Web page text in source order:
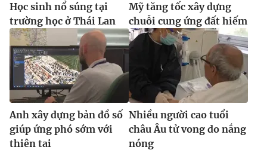
Học sinh nổ súng tại
trường học ở Thái Lan
Mỹ tăng tốc xây dựng
chuỗi cung ứng đất hiếm
Anh xây dựng bản đồ số
giúp ứng phó sớm với
thiên tai
Nhiều người cao tuổi
châu Âu tử vong do nắng
nóng